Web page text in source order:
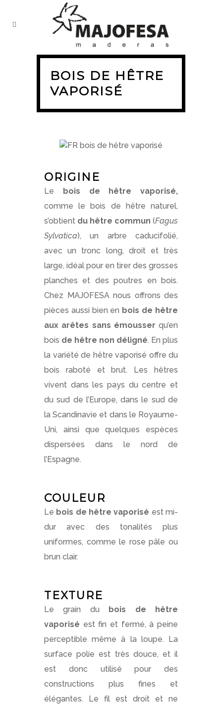
BOIS DE HÊTRE
VAPORISÉ
ORIGINE
Le
bois de hêtre vaporisé,
comme le bois de hêtre naturel,
s’obtient du hêtre commun (Fagus
Sylvatica), un arbre caducifolié,
avec un tronc long, droit et très
large, idéal pour en tirer des grosses
planches et des poutres en bois.
Chez MAJOFESA nous offrons des
pièces aussi bien en bois de hêtre
aux arêtes sans émousser qu’en
bois de hêtre non déligné. En plus
la variété de hêtre vaporisé offre du
bois raboté et brut. Les hêtres
vivent dans les pays du centre et
du sud de l’Europe, dans le sud de
la Scandinavie et dans le Royaume-
Uni, ainsi que quelques espèces
dispersées dans le nord de
l’Espagne.
COULEUR
Le bois de hêtre vaporisé est mi-
dur avec des tonalités plus
uniformes, comme le rose pâle ou
brun clair.
TEXTURE
Le grain du
bois de hêtre
vaporisé est fin et fermé, à peine
perceptible même à la loupe. La
surface polie est très douce, et il
est donc utilisé pour des
constructions plus fines et
élégantes. Le fil est droit et ne